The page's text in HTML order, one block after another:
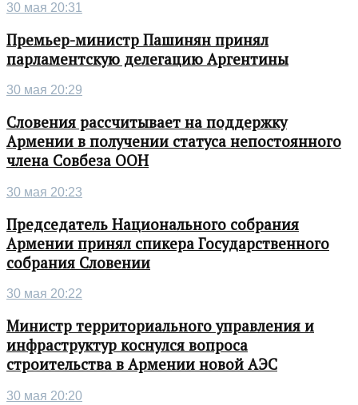
30 мая 20:31
Премьер-министр Пашинян принял
парламентскую делегацию Аргентины
30 мая 20:29
Словения рассчитывает на поддержку
Армении в получении статуса непостоянного
члена Совбеза ООН
30 мая 20:23
Председатель Национального собрания
Армении принял спикера Государственного
собрания Словении
30 мая 20:22
Министр территориального управления и
инфраструктур коснулся вопроса
строительства в Армении новой АЭС
30 мая 20:20